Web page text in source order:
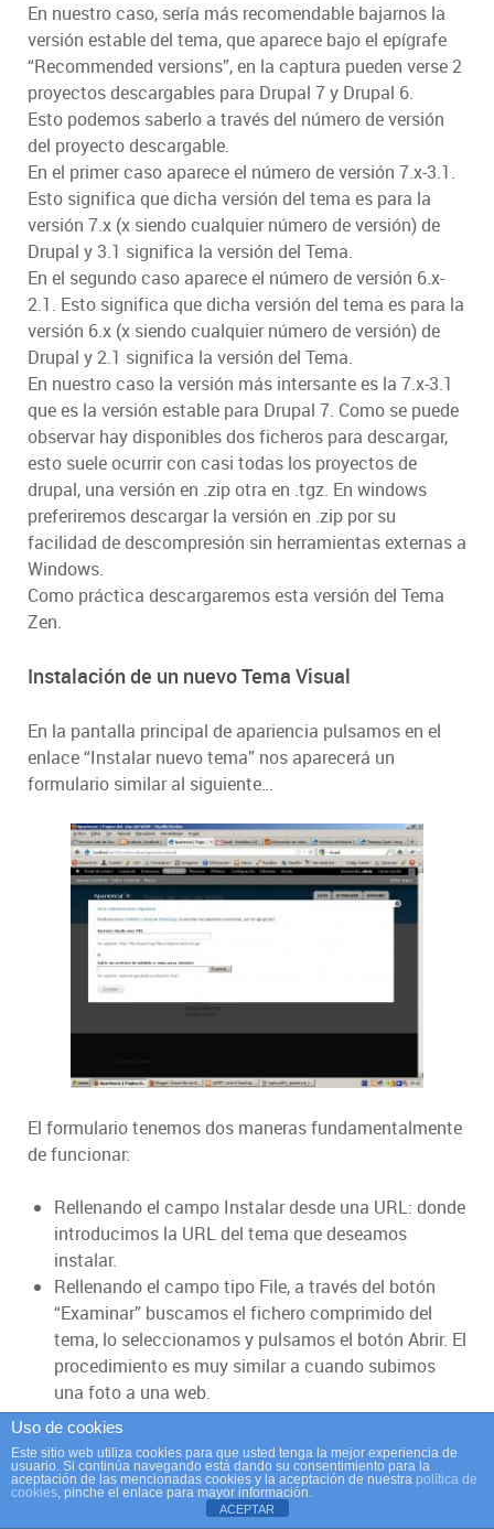
En nuestro caso, sería más recomendable bajarnos la
versión estable del tema, que aparece bajo el epígrafe
“Recommended versions”, en la captura pueden verse 2
proyectos descargables para Drupal 7 y Drupal 6.
Esto podemos saberlo a través del número de versión
del proyecto descargable.
En el primer caso aparece el número de versión 7.x-3.1.
Esto significa que dicha versión del tema es para la
versión 7.x (x siendo cualquier número de versión) de
Drupal y 3.1 significa la versión del Tema.
En el segundo caso aparece el número de versión 6.x-
2.1. Esto significa que dicha versión del tema es para la
versión 6.x (x siendo cualquier número de versión) de
Drupal y 2.1 significa la versión del Tema.
En nuestro caso la versión más intersante es la 7.x-3.1
que es la versión estable para Drupal 7. Como se puede
observar hay disponibles dos ficheros para descargar,
esto suele ocurrir con casi todas los proyectos de
drupal, una versión en .zip otra en .tgz. En windows
preferiremos descargar la versión en .zip por su
facilidad de descompresión sin herramientas externas a
Windows.
Como práctica descargaremos esta versión del Tema
Zen.
Instalación de un nuevo Tema Visual
En la pantalla principal de apariencia pulsamos en el
enlace “Instalar nuevo tema” nos aparecerá un
formulario similar al siguiente…
El formulario tenemos dos maneras fundamentalmente
de funcionar:
Rellenando el campo Instalar desde una URL: donde
introducimos la URL del tema que deseamos
instalar.
Rellenando el campo tipo File, a través del botón
“Examinar” buscamos el fichero comprimido del
tema, lo seleccionamos y pulsamos el botón Abrir. El
procedimiento es muy similar a cuando subimos
una foto a una web.
Como practica intentaremos la instalación del Tema
Zen que hemos descargado previamente. Después
pulsaremos el botón “Guardar”.
Uso de cookies
Este sitio web utiliza cookies para que usted tenga la mejor experiencia de
usuario. Si continúa navegando está dando su consentimiento para la
aceptación de las mencionadas cookies y la aceptación de nuestra política de
cookies, pinche el enlace para mayor información.
ACEPTAR